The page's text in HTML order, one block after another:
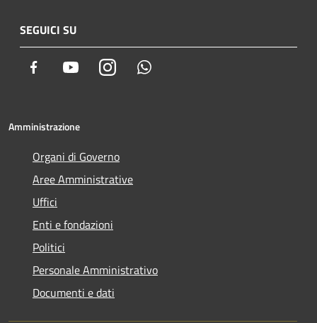
SEGUICI SU
Facebook YoutubeInstagram
Amministrazione
Organi di Governo
Aree Amministrative
Uffici
Enti e fondazioni
Politici
Personale Amministrativo
Documenti e dati